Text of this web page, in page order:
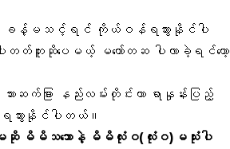
ရုံနဲ့ ခန့်မသင့်ရင် ကိုယ်ဝန်ရသွားနိုင်ပါ
ါတတ်ဘူးဆိုပေမယ့် မတော်တဆ ပါလာခဲ့ရင်တော့
သားဆက်ခြား နည်းလမ်း တိုင်းဟာ ရာနှုန်းပြည့်
ားနိုင်ပါတယ်။
ဆို မိမိသဘောနဲ့ မိမိလုံးဝ(လုံးဝ)မသုံးပါ